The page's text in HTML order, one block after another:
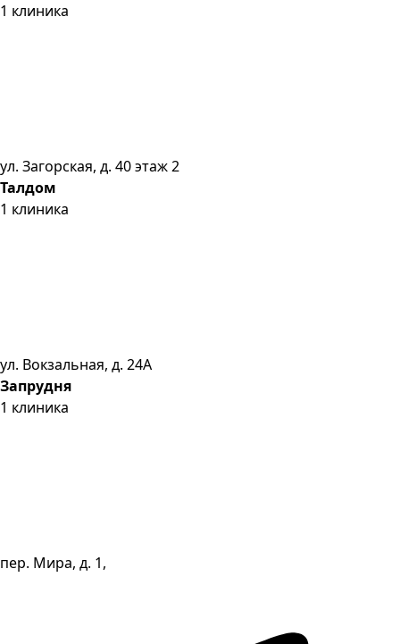
1 клиника
ул. Загорская, д. 40 этаж 2
Талдом
1 клиника
ул. Вокзальная, д. 24А
Запрудня
1 клиника
пер. Мира, д. 1,